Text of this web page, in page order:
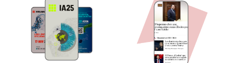
Quiénes somos
Especificaciones